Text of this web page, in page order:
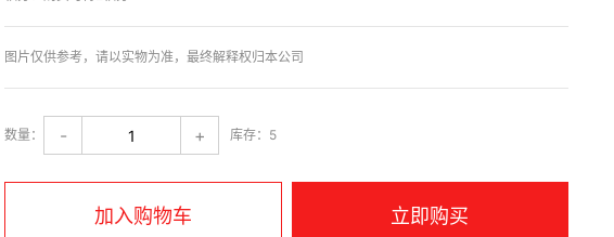
图片仅供参考，请以实物为准，最终解释权归本公司
数量： - + 库存：5
加入购物车 立即购买